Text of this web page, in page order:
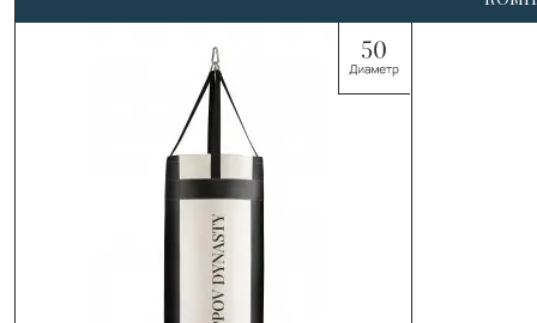
Выберите цвет: